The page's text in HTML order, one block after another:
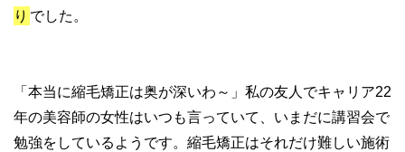
り でした。
「本当に縮毛矯正は奥が深いわ～」私の友人でキャリア22
年の美容師の女性はいつも言っていて、いまだに講習会で
勉強をしているようです。縮毛矯正はそれだけ難しい施術